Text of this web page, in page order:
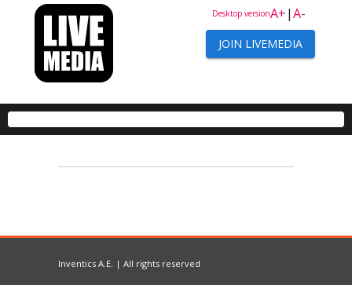
A+|A-
Desktop version
JOIN LIVEMEDIA
Inventics A.E. | All rights reserved